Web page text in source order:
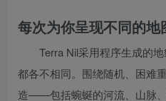
每次为你呈现不同的地
Terra Nil采用程序生成的
都各不相同。围绕随机、困难
造——包括蜿蜒的河流、山脉、